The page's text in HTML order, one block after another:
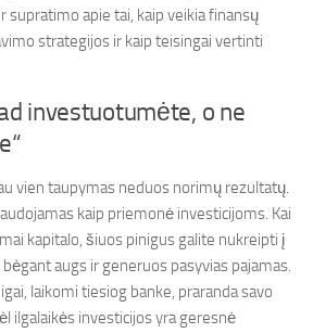
supratimo apie tai, kaip veikia finansų
strategijos ir kaip teisingai vertinti
investuotumėte, o ne
vien taupymas neduos norimų rezultatų.
kaip priemonė investicijoms. Kai
kapitalo, šiuos pinigus galite nukreipti į
augs ir generuos pasyvias pajamas.
laikomi tiesiog banke, praranda savo
ilgalaikės investicijos yra geresnė